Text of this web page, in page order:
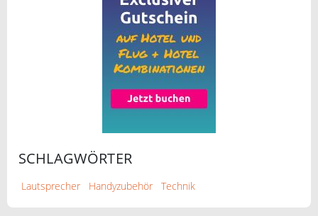
SCHLAGWÖRTER
Lautsprecher Handyzubehör Technik